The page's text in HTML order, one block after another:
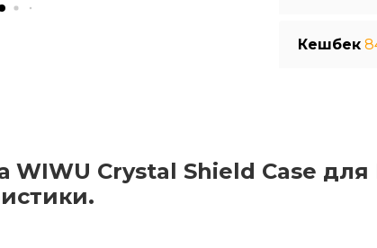
Кешбек
WIWU Crystal Shield Case